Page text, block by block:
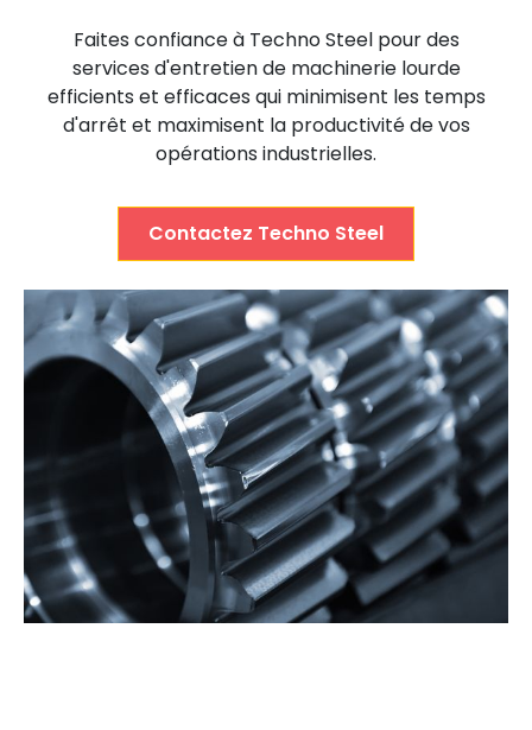
Faites confiance à Techno Steel pour des
services d'entretien de machinerie lourde
efficients et efficaces qui minimisent les temps
d'arrêt et maximisent la productivité de vos
opérations industrielles.
Contactez Techno Steel